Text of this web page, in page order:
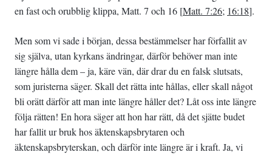
en fast och orubblig klippa, Matt. 7 och 16 [Matt. 7:26; 16:18].
Men som vi sade i början, dessa bestämmelser har förfallit av
sig själva, utan kyrkans ändringar, därför behöver man inte
längre hålla dem – ja, käre vän, där drar du en falsk slutsats,
som juristerna säger. Skall det rätta inte hållas, eller skall något
bli orätt därför att man inte längre håller det? Låt oss inte längre
följa rätten! En hora säger att hon har rätt, då det sjätte budet
har fallit ur bruk hos äktenskapsbrytaren och
äktenskapsbryterskan, och därför inte längre är i kraft. Ja, vi